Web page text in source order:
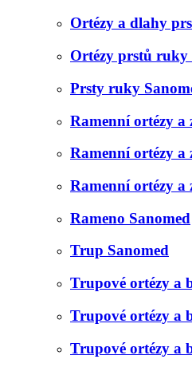
Ortézy a dlahy
Ortézy prstů
Prsty ruky
Ramenní ortézy a
Ramenní ortézy a
Ramenní ortézy a
Rameno Sanomed
Trup Sanomed
Trupové ortézy a
Trupové ortézy a
Trupové ortézy a